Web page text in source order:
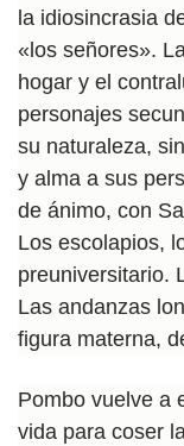
la idiosincrasia
«los señores».
hogar y el
personajes
su naturaleza,
y alma a sus
de ánimo, con
Los escolapios,
preuniversitario.
Las andanzas
figura materna,
Pombo vuelve a
vida para coser